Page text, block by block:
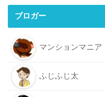
ブロガー
マンションマニア
ふじふじ太